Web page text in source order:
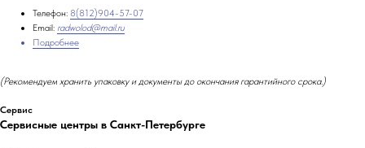
Телефон: 8(812)904-57-07
Email: radwolod@mail.ru
Подробнее
(Рекомендуем хранить упаковку и документы до окончания гарантийного срока.)
Сервис
Сервисные центры в Санкт-Петербурге